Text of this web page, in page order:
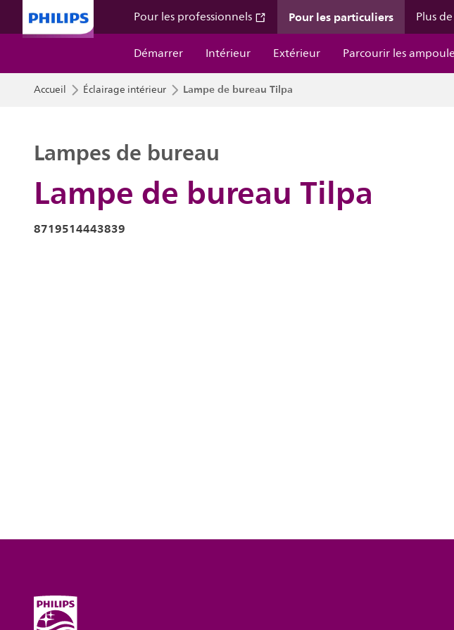
Pour les professionnels Pour les particuliers Plus
Démarrer
Intérieur Extérieur Parcourir les
Accueil Éclairage intérieur Lampe de bureau Tilpa
Lampe de bureau Tilpa
Lampes de bureau
8719514443839